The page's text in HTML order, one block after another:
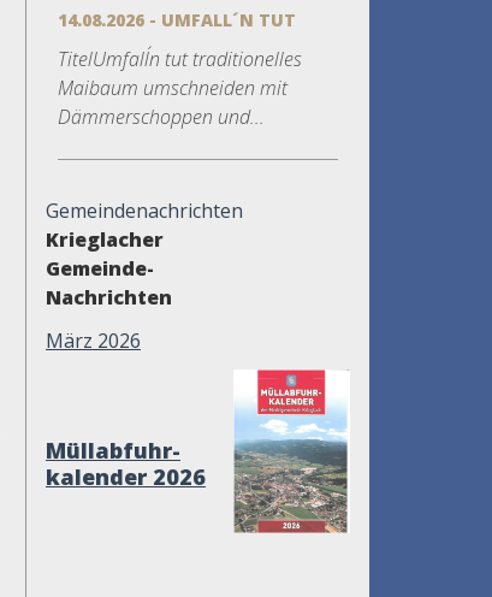
14.08.2026 - UMFALL´N TUT
TitelUmfall´n tut traditionelles
Maibaum umschneiden mit
Dämmerschoppen und...
Gemeindenachrichten
Krieglacher
Gemeinde-
Nachrichten
März 2026